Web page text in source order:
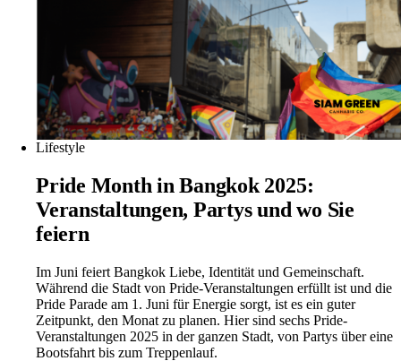
Lifestyle
Pride Month in Bangkok 2025:
Veranstaltungen, Partys und wo Sie
feiern
Im Juni feiert Bangkok Liebe, Identität und Gemeinschaft.
Während die Stadt von Pride-Veranstaltungen erfüllt ist und die
Pride Parade am 1. Juni für Energie sorgt, ist es ein guter
Zeitpunkt, den Monat zu planen. Hier sind sechs Pride-
Veranstaltungen 2025 in der ganzen Stadt, von Partys über eine
Bootsfahrt bis zum Treppenlauf.